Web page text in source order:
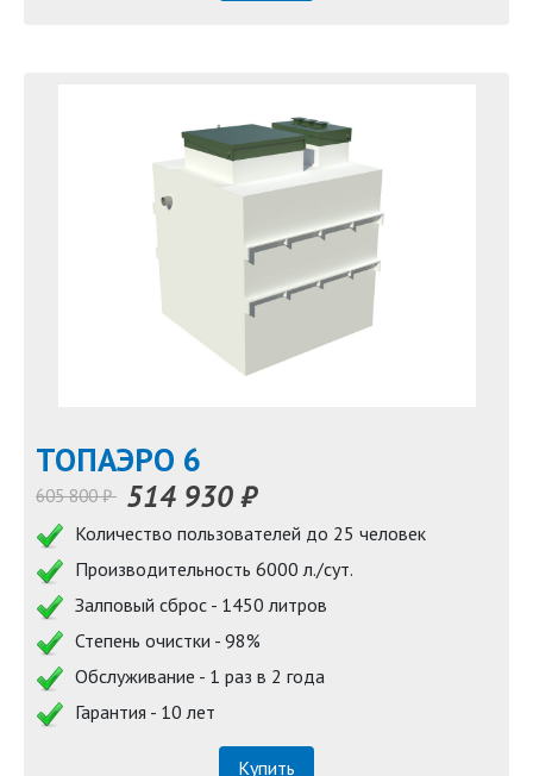
TOПАЭРО 6
605 800 ₽ 514 930 ₽
Количество пользователей до 25 человек
Производительность 6000 л./сут.
Залповый сброс - 1450 литров
Степень очистки - 98%
Обслуживание - 1 раз в 2 года
Гарантия - 10 лет
Купить